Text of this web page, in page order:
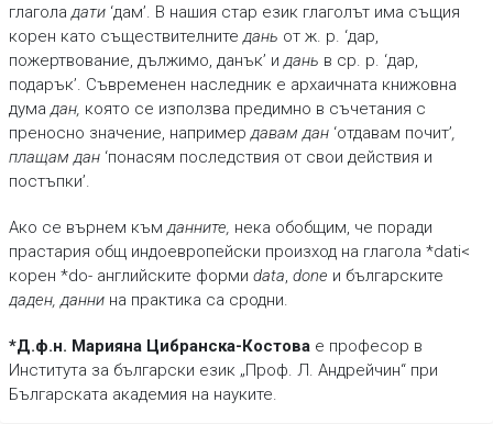
глагола дати‘дам’. В нашия стар език глаголът има същия
корен като съществителните дань от ж. р. ‘дар,
пожертвование, дължимо, данък’ и дань в ср. р. ‘дар,
подарък’. Съвременен наследник е архаичната книжовна
дума дан, която се използва предимно в съчетания с
преносно значение, например давам дан ‘отдавам почит’
плащам дан ‘понасям последствия от свои действия и
постъпки’.
Ако се върнем към данните, нека обобщим, че поради
прастария общ индоевропейски произход на глагола *dati<
корен *do- английските форми data done и българските
даден, даннина практика са сродни.
*Д.ф.н. Марияна Цибранска-Костоваe професор в
Института за български език „Проф. Л. Андрейчин“ при
Българската академия на науките.